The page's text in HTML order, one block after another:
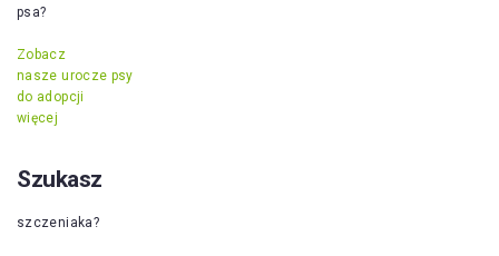
psa?
Zobacz
nasze urocze psy
do adopcji
więcej
Szukasz
szczeniaka?